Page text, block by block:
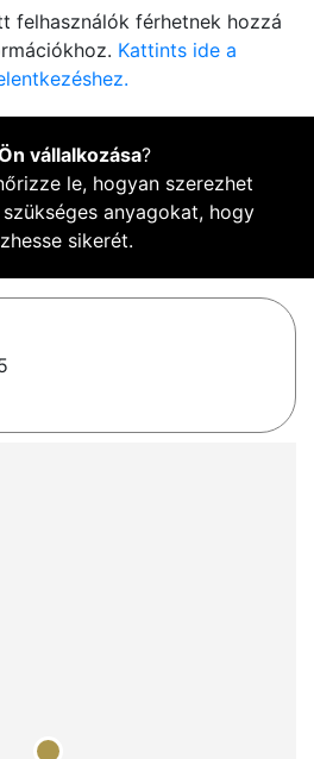
felhasználók férhetnek hozzá
Kattints ide a
vállalkozása?
le, hogyan szerezhet
anyagokat, hogy
sikerét.